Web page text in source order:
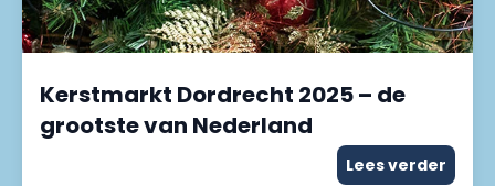
Kerstmarkt Dordrecht 2025 – de
grootste van Nederland
Lees verder